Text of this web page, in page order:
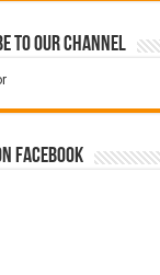
to our Channel
Facebook